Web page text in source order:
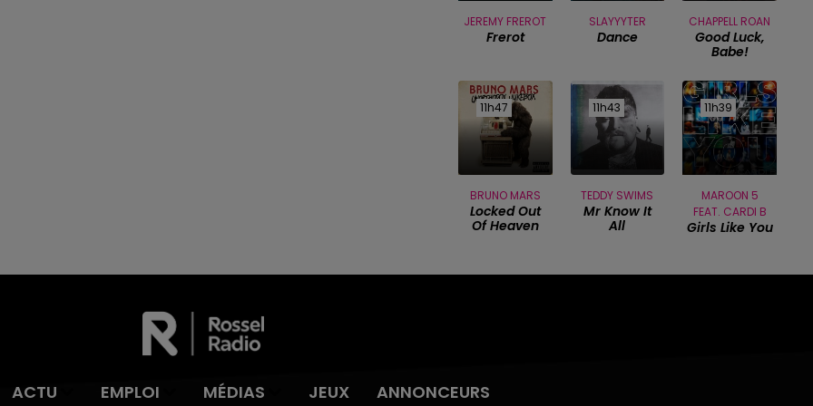
JEREMY FREROT
Frerot
SLAYYYTER
Dance
CHAPPELL ROAN
Good Luck,
Babe!
11h47
11h47
BRUNO MARS
Locked Out
Of Heaven
11h43
11h43
TEDDY SWIMS
Mr Know It
All
11h39
11h39
MAROON 5
FEAT. CARDI B
Girls Like You
ACTU EMPLOI MÉDIAS JEUX ANNONCEURS